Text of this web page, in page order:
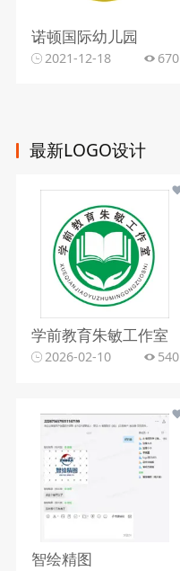
诺顿国际幼儿园
2021-12-18 670
最新LOGO设计
学前教育朱敏工作室
2026-02-10 540
智绘精图